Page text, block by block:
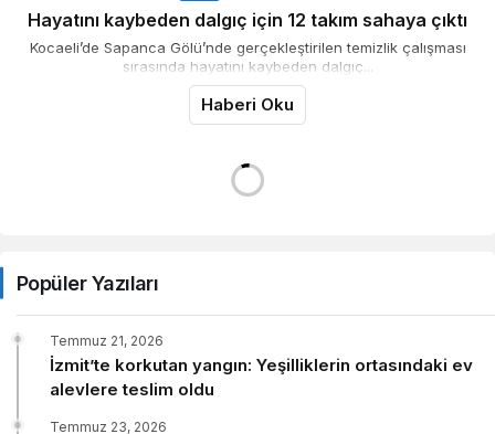
Hayatını kaybeden dalgıç için 12 takım sahaya çıktı
Kocaeli’de Sapanca Gölü’nde gerçekleştirilen temizlik çalışması
sırasında hayatını kaybeden dalgıç...
Haberi Oku
TOP10HABER